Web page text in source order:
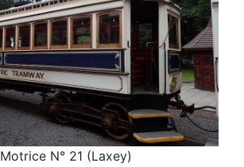
Motrice N° 21 (Laxey)